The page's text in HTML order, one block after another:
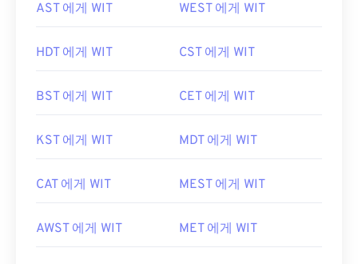
AST 에게 WIT WEST 에게 WIT
HDT 에게 WIT CST 에게 WIT
BST 에게 WIT CET 에게 WIT
KST 에게 WIT MDT 에게 WIT
CAT 에게 WIT MEST 에게 WIT
AWST 에게 WIT MET 에게 WIT